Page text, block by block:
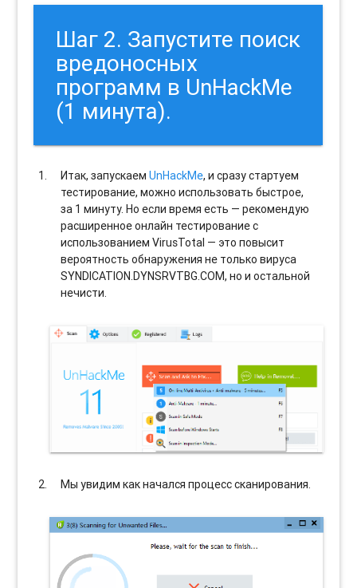
Шаг 2. Запустите поиск
вредоносных
программ в UnHackMe
(1 минута).
Итак, запускаемUnHackMe, и сразу стартуем
тестирование, можно использовать быстрое,
за 1 минуту. Но если время есть — рекомендую
расширенное онлайн тестирование с
использованием VirusTotal — это повысит
вероятность обнаружения не только вируса
SYNDICATION.DYNSRVTBG.COM, но и остальной
нечисти.
Мы увидим как начался процесс сканирования.